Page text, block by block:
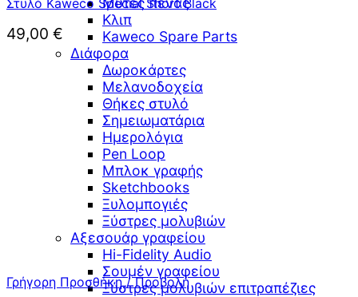
Κλιπ
Kaweco Spare Parts
Διάφορα
Δωροκάρτες
Μελανοδοχεία
Θήκες στυλό
Σημειωματάρια
Ημερολόγια
Pen Loop
Μπλοκ γραφής
Sketchbooks
Ξυλομπογιές
Ξύστρες μολυβιών
Αξεσουάρ γραφείου
Hi-Fidelity Audio
Σουμέν γραφείου
Ξύστρες μολυβιών επιτραπέζιες
49,00 €
Γρήγορη Προσθήκη / Προβολή